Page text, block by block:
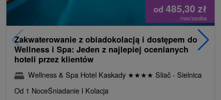
od 485,30 zł
/noc/osoba
Zakwaterowanie z obiadokolacją i dostępem do
Wellness i Spa: Jeden z najlepiej ocenianych
hoteli przez klientów
Wellness & Spa Hotel Kaskady ★★★★ Sliač - Sielnica
Od 1 NoceŚniadanie I Kolacja